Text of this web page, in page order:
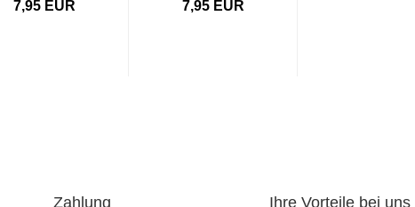
7,95 EUR 7,95 EUR
Zahlung Ihre Vorteile bei uns